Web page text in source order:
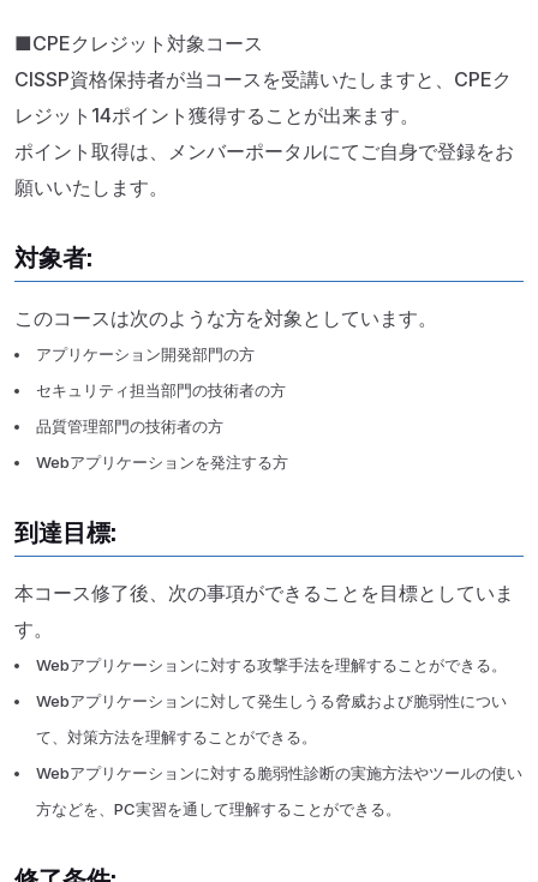
■CPEクレジット対象コース
CISSP資格保持者が当コースを受講いたしますと、CPEク
レジット14ポイント獲得することが出来ます。
ポイント取得は、メンバーポータルにてご自身で登録をお
願いいたします。
対象者:
このコースは次のような方を対象としています。
アプリケーション開発部門の方
セキュリティ担当部門の技術者の方
品質管理部門の技術者の方
Webアプリケーションを発注する方
到達目標:
本コース修了後、次の事項ができることを目標としていま
す。
Webアプリケーションに対する攻撃手法を理解することができる。
Webアプリケーションに対して発生しうる脅威および脆弱性につい
て、対策方法を理解することができる。
Webアプリケーションに対する脆弱性診断の実施方法やツールの使い
方などを、PC実習を通して理解することができる。